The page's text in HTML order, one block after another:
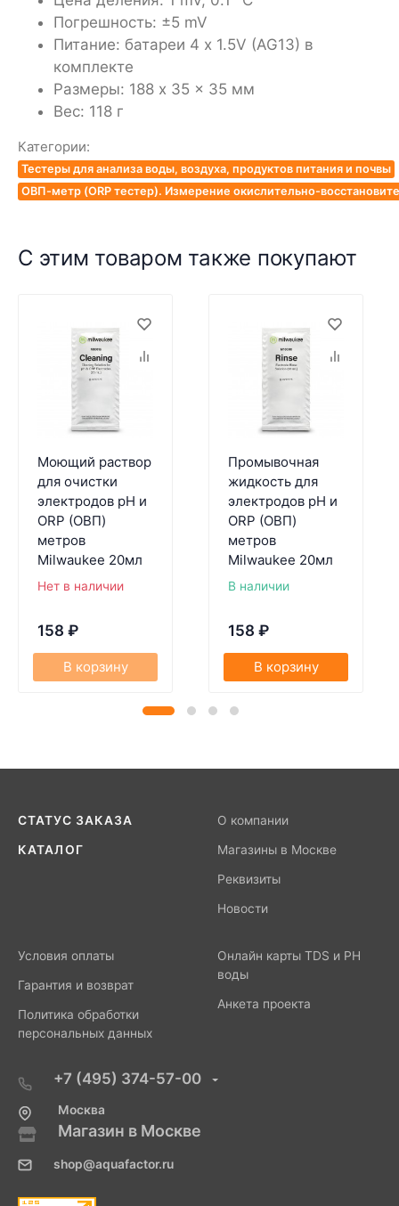
Погрешность: ±5 mV
Питание: батареи 4 x 1.5V (AG13) в
комплекте
Размеры: 188 x 35 x 35 мм
Вес: 118 г
Категории:
Тестеры для анализа воды, воздуха, продуктов питания и почвы
ОВП-метр (ORP тестер). Измерение окислительно-
С этим товаром также покупают
Моющий раствор
для очистки
электродов pH и
ORP (ОВП)
метров
Milwaukee 20мл
Нет в наличии
158 ₽
В корзину
Промывочная
жидкость для
электродов pH и
ORP (ОВП)
метров
Milwaukee 20мл
В наличии
158 ₽
В корзину
СТАТУС ЗАКАЗА
КАТАЛОГ
О компании
Магазины в Москве
Реквизиты
Новости
Условия оплаты
Гарантия и возврат
Политика обработки
персональных данных
Онлайн карты TDS и PH
воды
Анкета проекта
+7 (495) 374-57-00
Москва
Магазин в Москве
shop@aquafactor.ru